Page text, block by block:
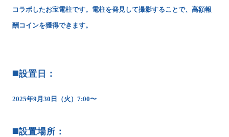
コラボしたお宝電柱です。電柱を発見して撮影することで、高額報
酬コインを獲得できます。
◼️設置日：
2025年9月30日（火）7:00〜
◼️設置場所：